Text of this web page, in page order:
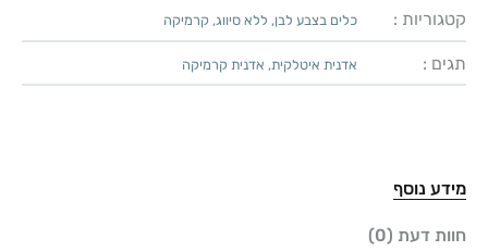
קטגוריות : כלים בצבע לבן, ללא סיווג, קרמיקה
תגים : אדנית איטלקית, אדנית קרמיקה
מידע נוסף
חוות דעת (0)